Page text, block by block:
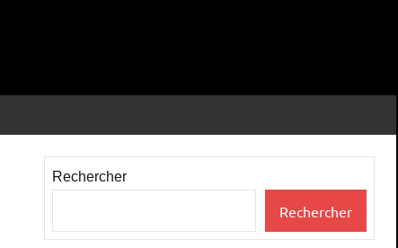
Rechercher
Rechercher